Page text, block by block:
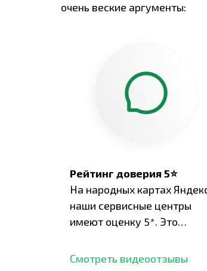
очень веские аргументы:
Рейтинг доверия 5⭐
На народных картах
наши сервисные центры
имеют оценку 5*. Это
отзывов,
Смотреть видеоотзывы